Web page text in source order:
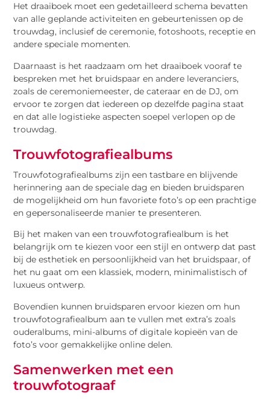
Het draaiboek moet een gedetailleerd schema bevatten
van alle geplande activiteiten en gebeurtenissen op de
trouwdag, inclusief de ceremonie, fotoshoots, receptie en
andere speciale momenten.
Daarnaast is het raadzaam om het draaiboek vooraf te
bespreken met het bruidspaar en andere leveranciers,
zoals de ceremoniemeester, de cateraar en de DJ, om
ervoor te zorgen dat iedereen op dezelfde pagina staat
en dat alle logistieke aspecten soepel verlopen op de
trouwdag.
Trouwfotografiealbums
Trouwfotografiealbums zijn een tastbare en blijvende
herinnering aan de speciale dag en bieden bruidsparen
de mogelijkheid om hun favoriete foto’s op een prachtige
en gepersonaliseerde manier te presenteren.
Bij het maken van een trouwfotografiealbum is het
belangrijk om te kiezen voor een stijl en ontwerp dat past
bij de esthetiek en persoonlijkheid van het bruidspaar, of
het nu gaat om een klassiek, modern, minimalistisch of
luxueus ontwerp.
Bovendien kunnen bruidsparen ervoor kiezen om hun
trouwfotografiealbum aan te vullen met extra’s zoals
ouderalbums, mini-albums of digitale kopieën van de
foto’s voor gemakkelijke online delen.
Samenwerken met een
trouwfotograaf